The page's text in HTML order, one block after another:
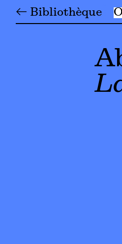
← Bibliothèque